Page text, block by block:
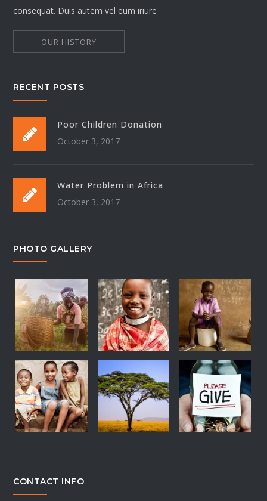
consequat. Duis autem vel eum iriure
OUR HISTORY
RECENT POSTS
Poor Children Donation
October 3, 2017
Water Problem in Africa
October 3, 2017
PHOTO GALLERY
CONTACT INFO